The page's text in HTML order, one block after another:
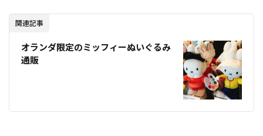
関連記事
オランダ限定のミッフィーぬいぐるみ
通販